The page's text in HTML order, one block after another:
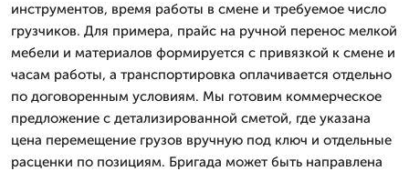
инструментов, время работы в смене и требуемое число
грузчиков. Для примера, прайс на ручной перенос мелкой
мебели и материалов формируется с привязкой к смене и
часам работы, а транспортировка оплачивается отдельно
по договоренным условиям. Мы готовим коммерческое
предложение с детализированной сметой, где указана
цена перемещение грузов вручную под ключ и отдельные
расценки по позициям. Бригада может быть направлена